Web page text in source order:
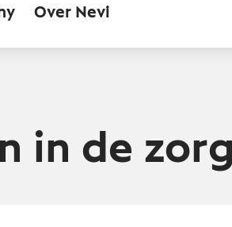
Over Nevi
in de